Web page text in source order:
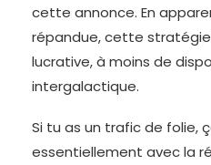
cette annonce. En
répandue, cette stratégie
lucrative, à moins de
intergalactique.
Si tu as un trafic de folie,
essentiellement avec la